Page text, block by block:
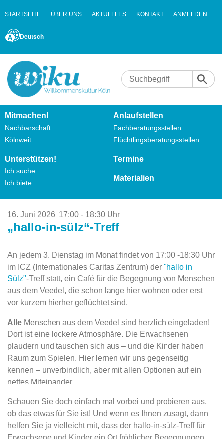
STARTSEITE ÜBER UNS AKTUELLES KONTAKT ANMELDEN
Deutsch
Mitmachen!
Nachbarschaft
Kölnweit
Anlaufstellen
Fachberatungsstellen
Flüchtlingsberatungsstellen
Unterstützen!
Ich suche …
Ich biete …
Termine
Materialien
16. Juni 2026, 17:00 - 18:30 Uhr
„hallo-in-sülz“-Treff
An jedem 3. Dienstag im Monat findet von 17:00 -18:30 Uhr
im ICZ (Internationales Caritas Zentrum) der "hallo in
Sülz"-Treff statt, ein Café für die Begegnung von Menschen
aus dem Veedel , die schon lange hier wohnen oder erst
vor kurzem hierher geflüchtet sind.
Alle Menschen aus dem Veedel sind herzlich eingeladen!
Dort ist eine lockere Atmosphäre. Die Erwachsenen
plaudern und tauschen sich aus – und die Kinder haben
Raum zum Spielen. Hier lernen wir uns gegenseitig
kennen – unverbindlich, aber mit allen Optionen auf ein
nettes Miteinander.
Schauen Sie doch einfach mal vorbei und probieren aus,
ob das etwas für Sie ist! Und wenn es Ihnen zusagt, dann
helfen Sie ja vielleicht mit, dass der hallo-in-sülz-Treff für